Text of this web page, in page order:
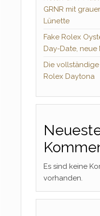
GRNR mit
Lünette
Fake Rolex
Day-Date, neue
Die
Rolex Daytona
Es sind keine
vorhanden.